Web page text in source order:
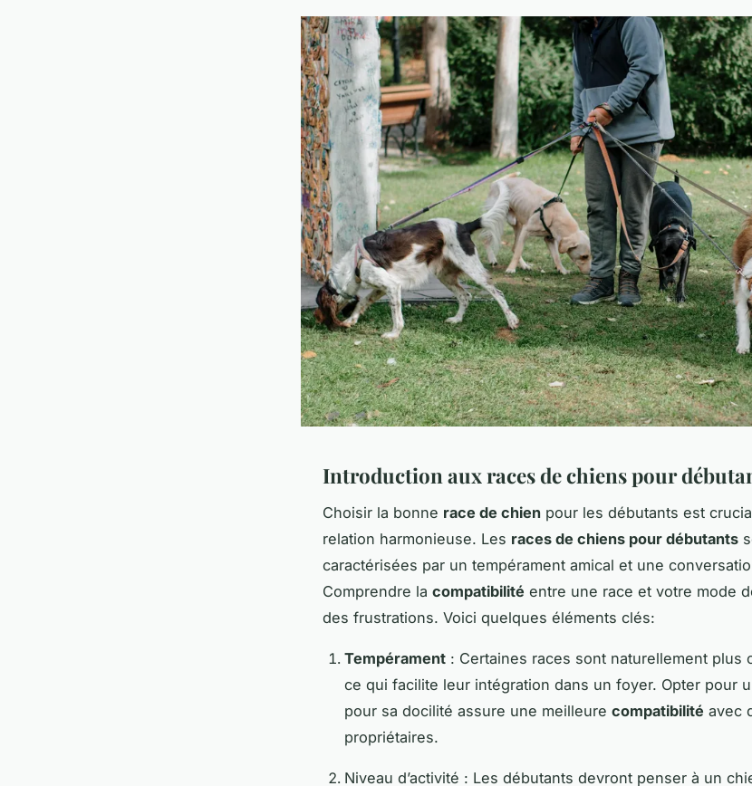
Introduction aux races de chiens pour
Choisir la bonne race de chien pour les débutants est
relation harmonieuse. Les races de chiens pour débutants
caractérisées par un tempérament amical et une
Comprendre la compatibilité entre une race et votre mode
des frustrations. Voici quelques éléments clés:
Tempérament : Certaines races sont naturellement plus
ce qui facilite leur intégration dans un foyer. Opter pour
pour sa docilité assure une meilleure compatibilité avec
propriétaires.
Niveau d’activité : Les débutants devront penser à un